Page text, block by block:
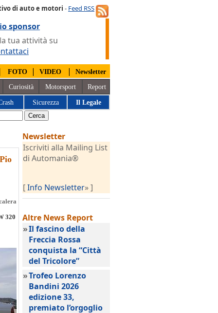
di auto e motori - Feed RSS
sponsor
tua attività su
FOTO | VIDEO | Newsletter
Curiosità Motorsport Report
Sicurezza Il Legale
320
Newsletter
Iscriviti alla Mailing List
di Automania®
[Info Newsletter» ]
Altre News Report
»Il fascino della
Freccia Rossa
conquista la “Città
del Tricolore”
»Trofeo Lorenzo
Bandini 2026
edizione 33,
premiato l’orgoglio